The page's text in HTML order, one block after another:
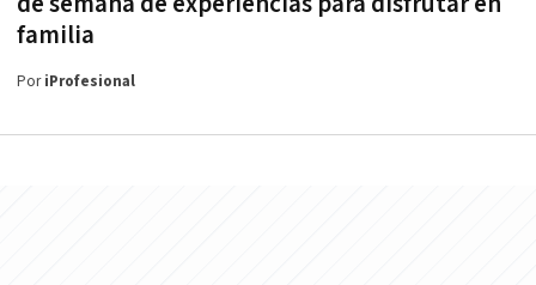
familia
PoriProfesional